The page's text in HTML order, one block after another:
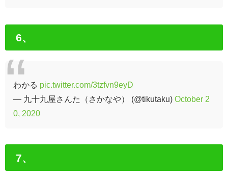
6、
わかる pic.twitter.com/3tzfvn9eyD
— 九十九屋さんた（さかなや） (@tikutaku) October 2
0, 2020
7、